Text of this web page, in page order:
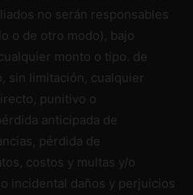
no serán responsables
o de otro modo), bajo
monto o tipo. de
sin limitación, cualquier
punitivo o
anticipada de
pérdida de
costos y multas y/o
incidental daños y perjuicios